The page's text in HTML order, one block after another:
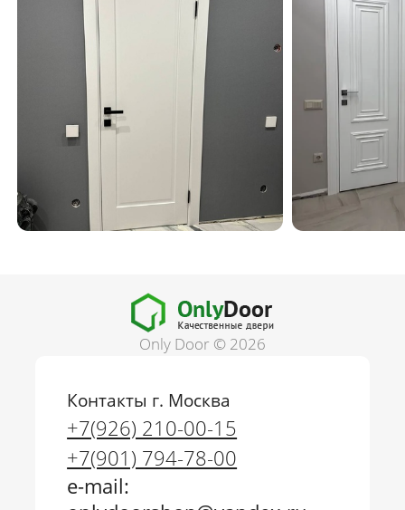
Only Door © 2026
Контакты г. Москва
+7(926) 210-00-15
+7(901) 794-78-00
e-mail: